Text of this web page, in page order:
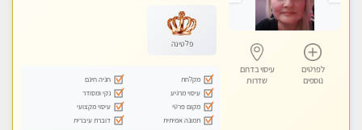
לפרטים
נוספים
עיסוי בדרום
שדרות
פלטינה
מקלחת
חניה חינם
עיסוי מרגיע
נקי ומסודר
מקום פרטי
עיסוי מקצועי
תמונה אמיתית
דוברת עיברית